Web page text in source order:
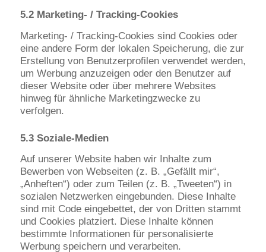
5.2 Marketing- / Tracking-Cookies
Marketing- / Tracking-Cookies sind Cookies oder
eine andere Form der lokalen Speicherung, die zur
Erstellung von Benutzerprofilen verwendet werden,
um Werbung anzuzeigen oder den Benutzer auf
dieser Website oder über mehrere Websites
hinweg für ähnliche Marketingzwecke zu
verfolgen.
5.3 Soziale-Medien
Auf unserer Website haben wir Inhalte zum
Bewerben von Webseiten (z. B. „Gefällt mir“,
„Anheften“) oder zum Teilen (z. B. „Tweeten“) in
sozialen Netzwerken eingebunden. Diese Inhalte
sind mit Code eingebettet, der von Dritten stammt
und Cookies platziert. Diese Inhalte können
bestimmte Informationen für personalisierte
Werbung speichern und verarbeiten.